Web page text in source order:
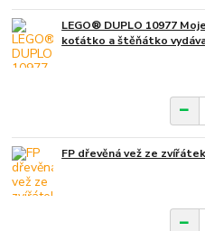
LEGO® DUPLO 10977
koťátko a štěňátko
FP dřevěná vež ze zvířátek